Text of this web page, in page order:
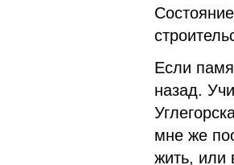
Если
назад.
мне же
жить, или